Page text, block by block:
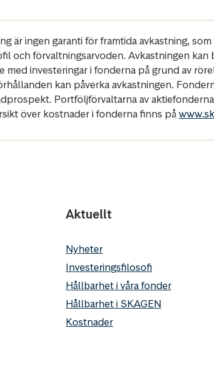
är ingen garanti för framtida avkastning,
och förvaltningsarvoden. Avkastningen
med investeringar i fonderna på grund av
kan påverka avkastningen.
Portföljförvaltarna av
över kostnader i fonderna finns på
Aktuellt
Nyheter
Investeringsfilosofi
Hållbarhet i våra fonder
Hållbarhet i SKAGEN
Kostnader